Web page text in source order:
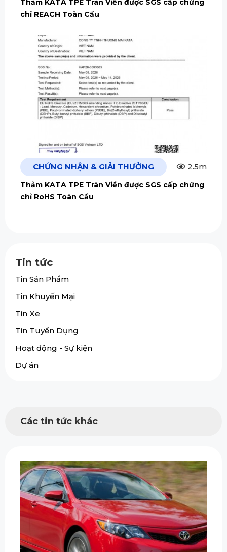
Thảm KATA TPE Tràn Viền được SGS cấp chứng
chỉ REACH Toàn Cầu
CHỨNG NHẬN & GIẢI THƯỞNG 2.5m
Thảm KATA TPE Tràn Viền được SGS cấp chứng
chỉ RoHS Toàn Cầu
Tin tức
Tin Sản Phẩm
Tin Khuyến Mại
Tin Xe
Tin Tuyển Dụng
Hoạt động - Sự kiện
Dự án
Các tin tức khác